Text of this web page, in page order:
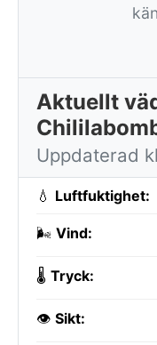
Aktuellt
Uppdaterad
💧 Luftfuktighet:
🌬️ Vind:
🌡️ Tryck:
👁️ Sikt: